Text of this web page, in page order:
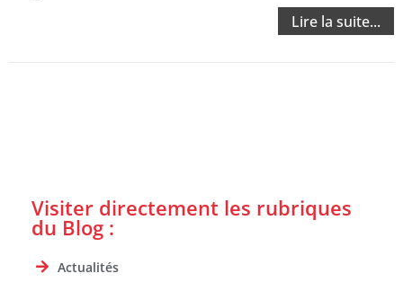
Lire la suite...
Visiter directement les rubriques
du Blog :
Actualités